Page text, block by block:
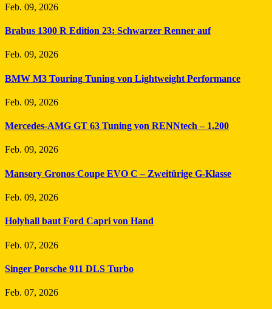
Feb. 09, 2026
Brabus 1300 R Edition 23: Schwarzer Renner auf
Feb. 09, 2026
BMW M3 Touring Tuning von Lightweight Performance
Feb. 09, 2026
Mercedes-AMG GT 63 Tuning von RENNtech – 1.200
Feb. 09, 2026
Mansory Gronos Coupe EVO C – Zweitürige G-Klasse
Feb. 09, 2026
Holyhall baut Ford Capri von Hand
Feb. 07, 2026
Singer Porsche 911 DLS Turbo
Feb. 07, 2026